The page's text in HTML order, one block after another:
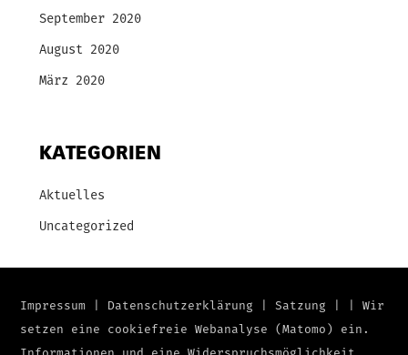
September 2020
August 2020
März 2020
KATEGORIEN
Aktuelles
Uncategorized
Impressum Datenschutzerklärung |Satzung |Wir
setzen eine cookiefreie Webanalyse (Matomo) ein.